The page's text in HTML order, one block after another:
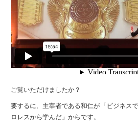
ご覧いただけましたか？
要するに、主宰者である和仁が 「ビジネス
ロレスから学んだ」からです。